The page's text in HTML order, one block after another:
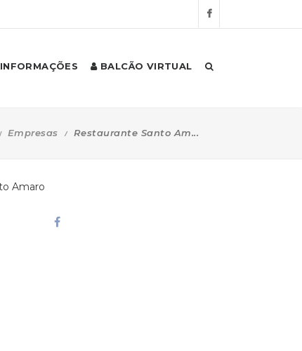
INFORMAÇÕES BALCÃO VIRTUAL
Empresas Restaurante Santo Am...